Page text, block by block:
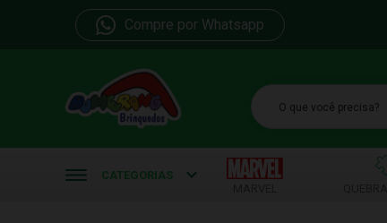
Compre por Whatsapp
CATEGORIAS